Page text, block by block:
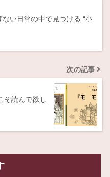
ない日常の中で見つける “小
次の記事
そ読んで欲し